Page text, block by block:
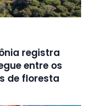
registra
entre os
de floresta